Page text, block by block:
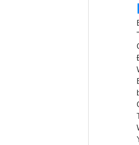
Trích
Phim